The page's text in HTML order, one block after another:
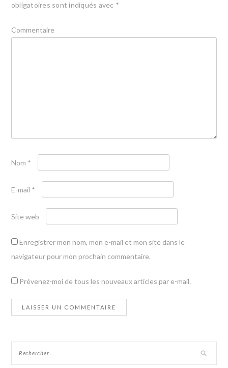
obligatoires sont indiqués avec *
Commentaire
Nom *
E-mail *
Site web
Enregistrer mon nom, mon e-mail et mon site dans le
navigateur pour mon prochain commentaire.
Prévenez-moi de tous les nouveaux articles par e-mail.